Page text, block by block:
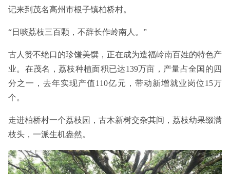
记来到茂名高州市根子镇柏桥村。
“日啖荔枝三百颗，不辞长作岭南人。”
古人赞不绝口的珍馐美馔，正在成为造福岭南百姓的特色产
业。在茂名，荔枝种植面积已达139万亩，产量占全国的四
分之一，去年实现产值110亿元，带动新增就业岗位15万
个。
走进柏桥村一个荔枝园，古木新树交杂其间，荔枝幼果缀满
枝头，一派生机盎然。